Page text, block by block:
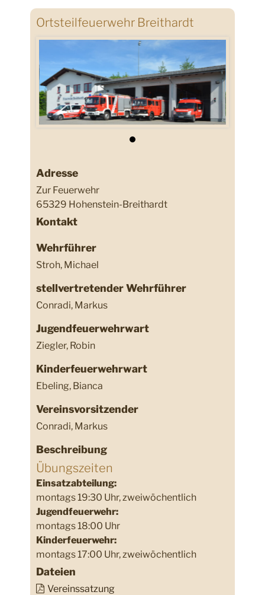
Ortsteilfeuerwehr Breithardt
Adresse
Zur Feuerwehr
65329 Hohenstein-Breithardt
Kontakt
Wehrführer
Stroh, Michael
stellvertretender Wehrführer
Conradi, Markus
Jugendfeuerwehrwart
Ziegler, Robin
Kinderfeuerwehrwart
Ebeling, Bianca
Vereinsvorsitzender
Conradi, Markus
Beschreibung
Übungszeiten
Einsatzabteilung:
montags 19:30 Uhr, zweiwöchentlich
Jugendfeuerwehr:
montags 18:00 Uhr
Kinderfeuerwehr:
montags 17:00 Uhr, zweiwöchentlich
Dateien
Vereinssatzung